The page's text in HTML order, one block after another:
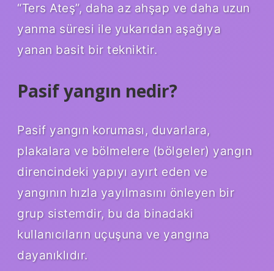
“Ters Ateş”, daha az ahşap ve daha uzun
yanma süresi ile yukarıdan aşağıya
yanan basit bir tekniktir.
Pasif yangın nedir?
Pasif yangın koruması, duvarlara,
plakalara ve bölmelere (bölgeler) yangın
direncindeki yapıyı ayırt eden ve
yangının hızla yayılmasını önleyen bir
grup sistemdir, bu da binadaki
kullanıcıların uçuşuna ve yangına
dayanıklıdır.